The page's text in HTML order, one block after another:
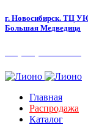
г. Новосибирск. ТЦ
Большая Медведица​
Главная
Распродажа
Каталог